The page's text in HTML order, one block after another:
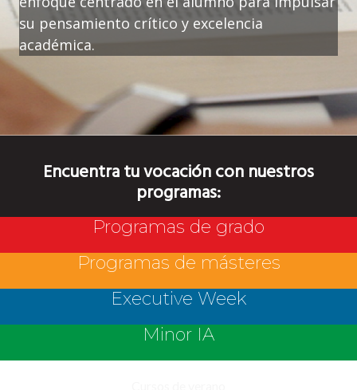
su pensamiento crítico y excelencia
académica.
Encuentra tu vocación con nuestros
programas:
Programas de grado
Programas de másteres
Executive Week
Minor IA